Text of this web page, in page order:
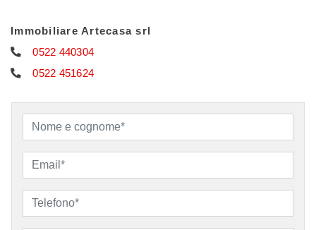
Immobiliare Artecasa srl
0522 440304
0522 451624